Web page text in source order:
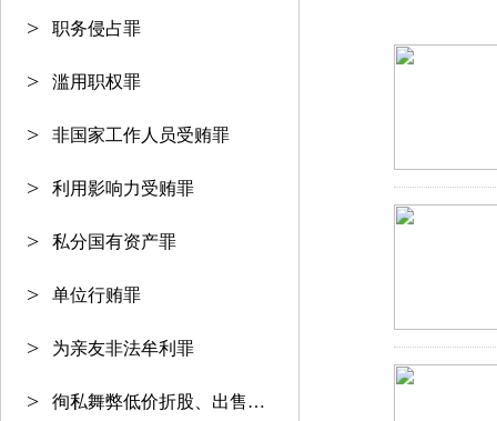
职务侵占罪
滥用职权罪
非国家工作人员受贿罪
利用影响力受贿罪
私分国有资产罪
单位行贿罪
为亲友非法牟利罪
徇私舞弊低价折股、出售国有资产